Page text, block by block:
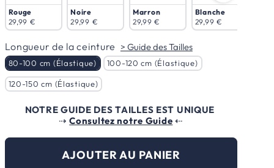
Rouge
29,99 €
Noire
29,99 €
Marron
29,99 €
Blanche
29,99 €
Longueur de la ceinture > Guide des TaillesLongueur de
80-100 cm (Élastique) 100-120 cm (Élastique)
120-150 cm (Élastique)
NOTRE GUIDE DES TAILLES EST UNIQUE
⇢Consultez notre Guide ⇠
AJOUTER AU PANIER